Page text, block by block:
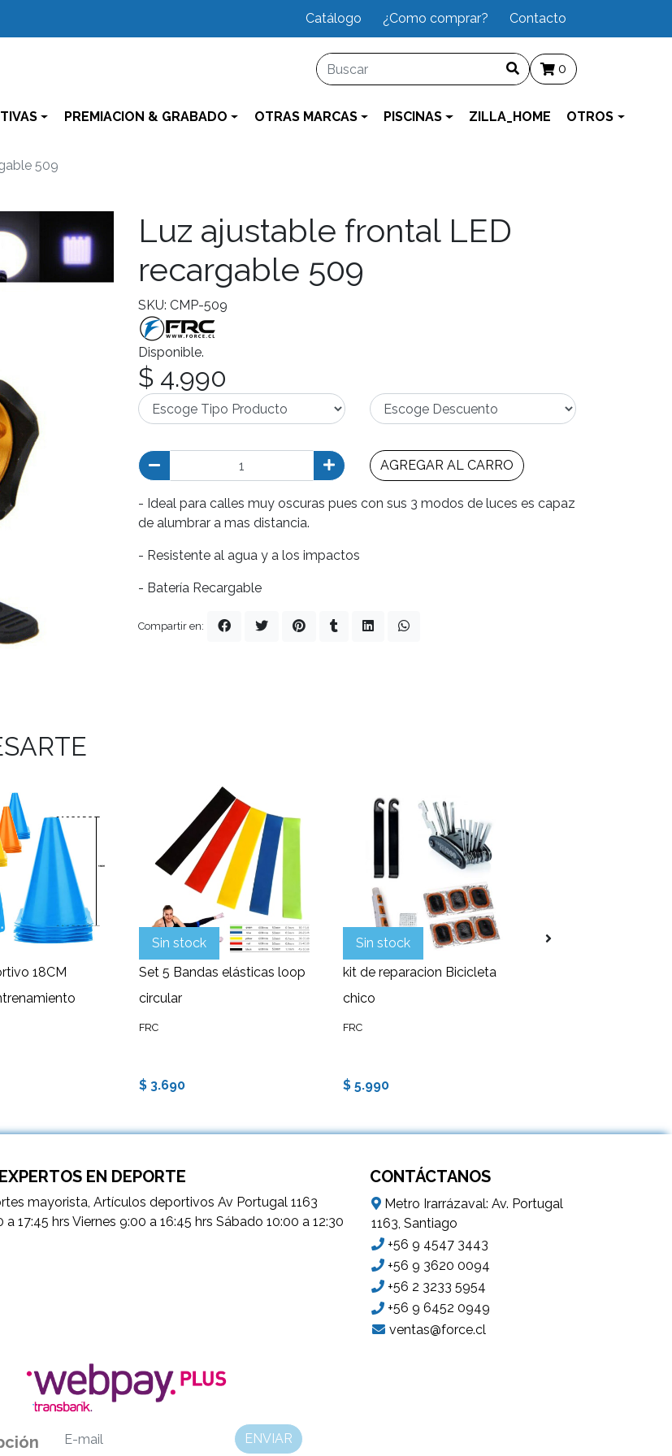
Catálogo ¿Como comprar? Contacto
0
PREMIACION & GRABADO OTRAS MARCAS PISCINAS ZILLA_HOME OTROS
509
Luz ajustable frontal LED
recargable 509
SKU: CMP-509
Disponible.
$ 4.990
AGREGAR AL CARRO
- Ideal para calles muy oscuras pues con sus 3 modos de luces es capaz
de alumbrar a mas distancia.
- Resistente al agua y a los impactos
- Batería Recargable
Compartir en:
18CM
Sin stock
Set 5 Bandas elásticas loop
circular
FRC
$ 3.690
Sin stock
kit de reparacion Bicicleta
chico
FRC
$ 5.990
EN DEPORTE
mayorista, Artículos deportivos Av Portugal 1163
a 17:45 hrs Viernes 9:00 a 16:45 hrs Sábado 10:00 a 12:30
CONTÁCTANOS
Metro Irarrázaval: Av. Portugal
1163, Santiago
+56 9 4547 3443
+56 9 3620 0094
+56 2 3233 5954
+56 9 6452 0949
ventas@force.cl
ENVIAR